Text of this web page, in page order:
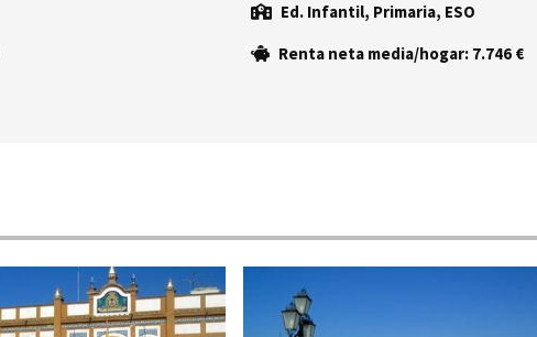
Ed. Infantil, Primaria, ESO
Renta neta media/hogar: 7.746 €